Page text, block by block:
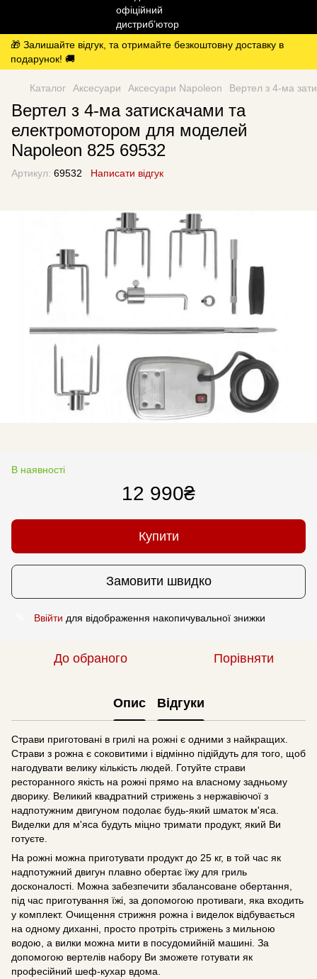
🎁 Залишайте відгук, та отримайте безкоштовну доставку в
подарунок! 🚚
Каталог Аксесуари Аксесуари Napoleon Вертел з 4-ма
Вертел з 4-ма затискачами та
електромотором для моделей
Napoleon 825 69532
Артикул: 69532 Написати відгук
В наявності
12 990₴
Купити
Замовити швидко
Ввійти для відображення накопичувальної знижки
До обраного Порівняти
Опис Відгуки
Страви приготовані в грилі на рожні є одними з найкращих.
Страви з рожна є соковитими і відмінно підійдуть для того, щоб
нагодувати велику кількість людей. Готуйте страви
ресторанного якість на рожні прямо на власному задньому
дворику. Великий квадратний стрижень з нержавіючої з
надпотужним двигуном подолає будь-який шматок м'яса.
Виделки для м'яса будуть міцно тримати продукт, який Ви
готуєте.
На рожні можна приготувати продукт до 25 кг, в той час як
надпотужний двигун плавно обертає їжу для гриль
досконалості. Можна забезпечити збалансоване обертання,
під час приготування їжі, за допомогою противаги, яка входить
у комплект. Очищення стрижня рожна і виделок відбувається
на одному диханні, просто протріть стрижень з мильною
водою, а вилки можна мити в посудомийній машині. За
допомогою вертелів набору Ви зможете готувати як
професійний шеф-кухар вдома.